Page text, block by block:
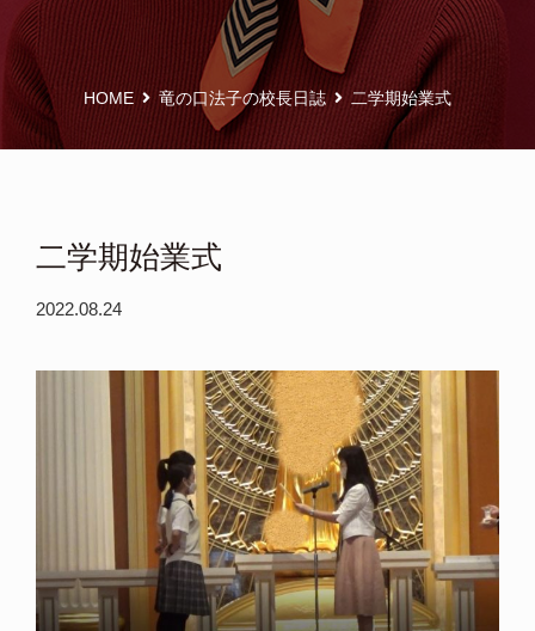
HOME 竜の口法子の校長日誌 二学期始業式
二学期始業式
2022.08.24